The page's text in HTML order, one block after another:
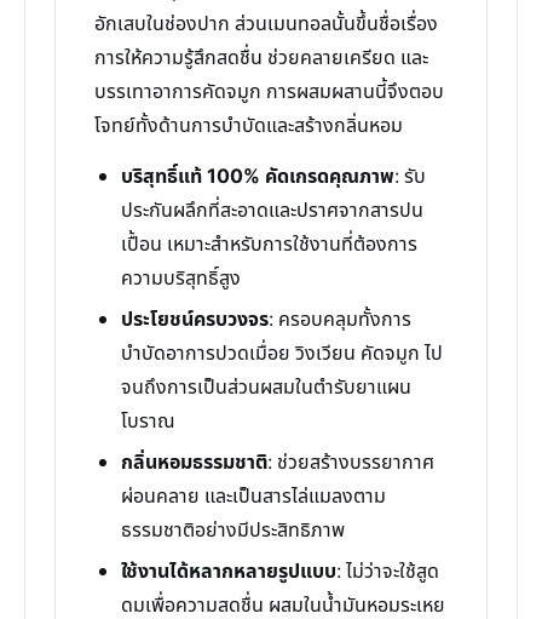
อักเสบในช่องปาก ส่วนเมนทอลนั้นขึ้นชื่อเรื่อง
การให้ความรู้สึกสดชื่น ช่วยคลายเครียด และ
บรรเทาอาการคัดจมูก การผสมผสานนี้จึงตอบ
โจทย์ทั้งด้านการบำบัดและสร้างกลิ่นหอม
บริสุทธิ์แท้ 100% คัดเกรดคุณภาพ: รับ
ประกันผลึกที่สะอาดและปราศจากสารปน
เปื้อน เหมาะสำหรับการใช้งานที่ต้องการ
ความบริสุทธิ์สูง
ประโยชน์ครบวงจร: ครอบคลุมทั้งการ
บำบัดอาการปวดเมื่อย วิงเวียน คัดจมูก ไป
จนถึงการเป็นส่วนผสมในตำรับยาแผน
โบราณ
กลิ่นหอมธรรมชาติ: ช่วยสร้างบรรยากาศ
ผ่อนคลาย และเป็นสารไล่แมลงตาม
ธรรมชาติอย่างมีประสิทธิภาพ
ใช้งานได้หลากหลายรูปแบบ: ไม่ว่าจะใช้สูด
ดมเพื่อความสดชื่น ผสมในน้ำมันหอมระเหย